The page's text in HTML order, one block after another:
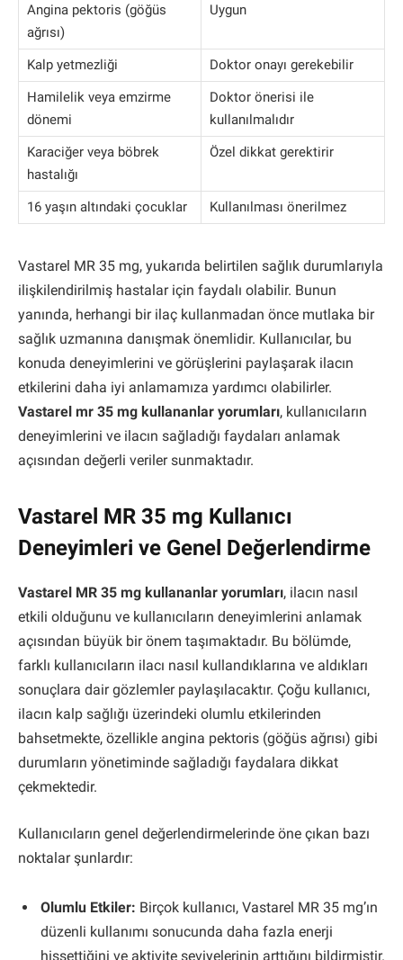
Angina pektoris (göğüs
ağrısı)
Uygun
Kalp yetmezliği
Doktor onayı gerekebilir
Hamilelik veya emzirme
dönemi
Doktor önerisi ile
kullanılmalıdır
Karaciğer veya böbrek
hastalığı
Özel dikkat gerektirir
16 yaşın altındaki çocuklar Kullanılması önerilmez
Vastarel MR 35 mg, yukarıda belirtilen sağlık durumlarıyla
ilişkilendirilmiş hastalar için faydalı olabilir. Bunun
yanında, herhangi bir ilaç kullanmadan önce mutlaka bir
sağlık uzmanına danışmak önemlidir. Kullanıcılar, bu
konuda deneyimlerini ve görüşlerini paylaşarak ilacın
etkilerini daha iyi anlamamıza yardımcı olabilirler.
Vastarel mr 35 mg kullananlar yorumları, kullanıcıların
deneyimlerini ve ilacın sağladığı faydaları anlamak
açısından değerli veriler sunmaktadır.
Vastarel MR 35 mg Kullanıcı
Deneyimleri ve Genel Değerlendirme
Vastarel MR 35 mg kullananlar yorumları, ilacın nasıl
etkili olduğunu ve kullanıcıların deneyimlerini anlamak
açısından büyük bir önem taşımaktadır. Bu bölümde,
farklı kullanıcıların ilacı nasıl kullandıklarına ve aldıkları
sonuçlara dair gözlemler paylaşılacaktır. Çoğu kullanıcı,
ilacın kalp sağlığı üzerindeki olumlu etkilerinden
bahsetmekte, özellikle angina pektoris (göğüs ağrısı) gibi
durumların yönetiminde sağladığı faydalara dikkat
çekmektedir.
Kullanıcıların genel değerlendirmelerinde öne çıkan bazı
noktalar şunlardır:
Olumlu Etkiler: Birçok kullanıcı, Vastarel MR 35 mg’ın
düzenli kullanımı sonucunda daha fazla enerji
hissettiğini ve aktivite seviyelerinin arttığını bildirmiştir.